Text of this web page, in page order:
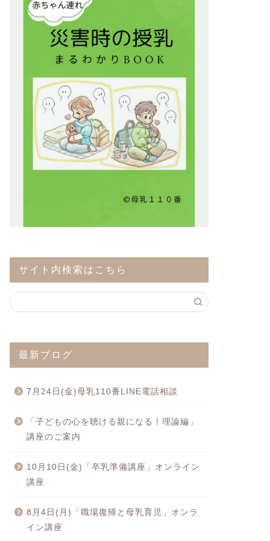
サイト内検索はこちら
最新ブログ
7月24日(金)母乳110番LINE電話相談
「子どもの心を聴ける親になる！理論編」
講座のご案内
10月10日(金)「卒乳準備講座」オンライン
講座
8月4日(月)「職場復帰と母乳育児」オンラ
イン講座